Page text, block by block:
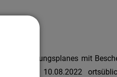
mit
am 10.08.2022